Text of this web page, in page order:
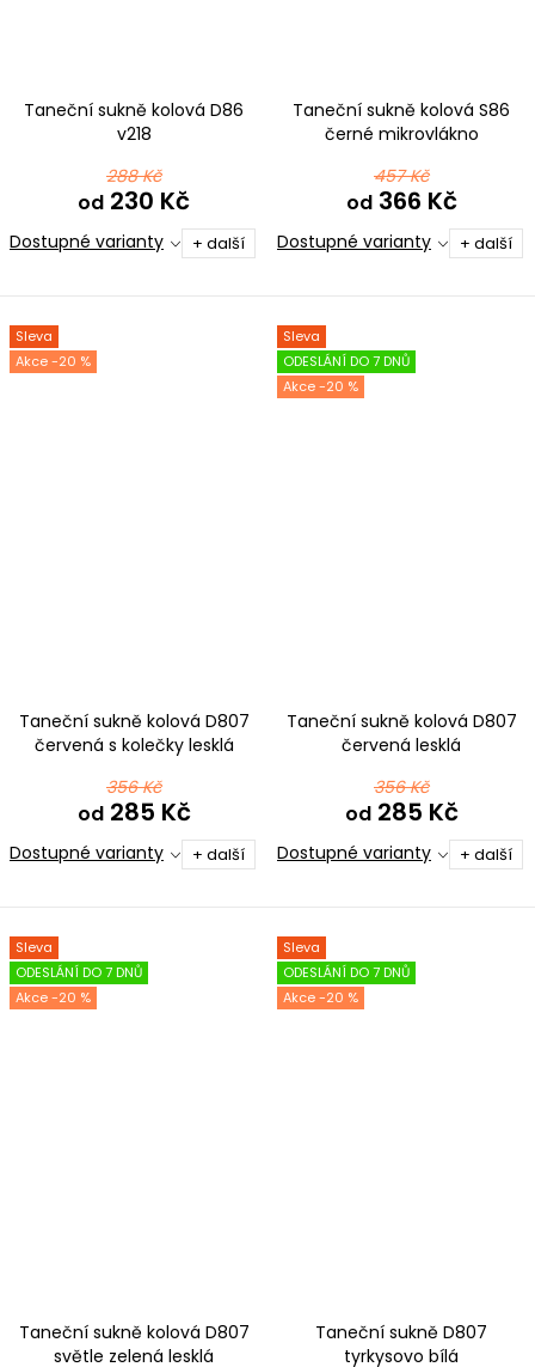
Taneční sukně kolová D86
v218
288 Kč
od 230 Kč
Dostupné varianty + další
Taneční sukně kolová S86
černé mikrovlákno
457 Kč
od366 Kč
Dostupné varianty + další
Sleva
-20 %
Taneční sukně kolová D807
červená s kolečky lesklá
356 Kč
od285 Kč
Dostupné varianty + další
Sleva
ODESLÁNÍ DO 7 DNŮ
-20 %
Taneční sukně kolová D807
červená lesklá
356 Kč
od285 Kč
Dostupné varianty + další
Sleva
ODESLÁNÍ DO 7 DNŮ
-20 %
Taneční sukně kolová D807
světle zelená lesklá
Sleva
ODESLÁNÍ DO 7 DNŮ
-20 %
Taneční sukně D807
tyrkysovo bílá